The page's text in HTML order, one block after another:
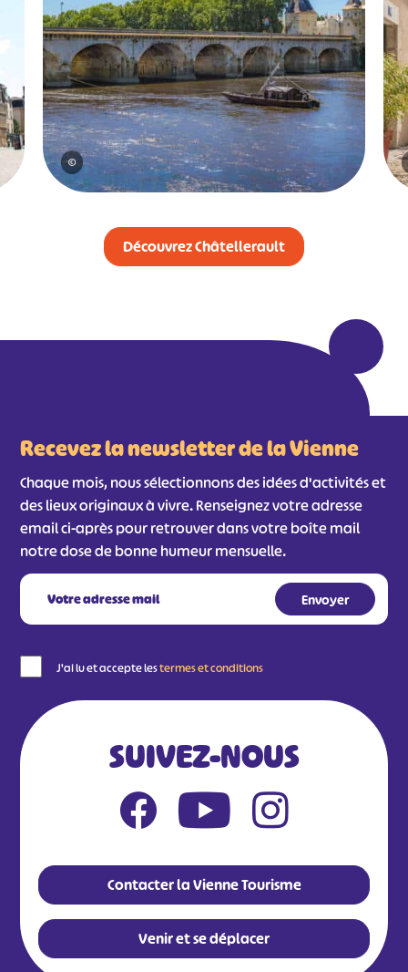
©
Découvrez Châtellerault
Recevez la newsletter de la Vienne
Chaque mois, nous sélectionnons des idées d'activités et
des lieux originaux à vivre. Renseignez votre adresse
email ci-après pour retrouver dans votre boîte mail
notre dose de bonne humeur mensuelle.
J'ai lu et accepte lestermes et conditions
SUIVEZ-NOUS
Contacter la Vienne Tourisme
Venir et se déplacer